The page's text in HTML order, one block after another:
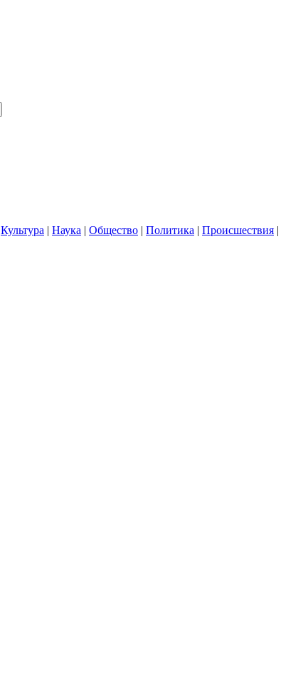
Культура | Наука | Общество | Политика | Происшествия |